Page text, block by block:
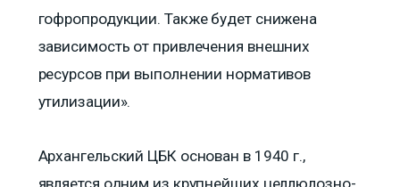
гофропродукции. Также будет снижена
зависимость от привлечения внешних
ресурсов при выполнении нормативов
утилизации».
Архангельский ЦБК основан в 1940 г.,